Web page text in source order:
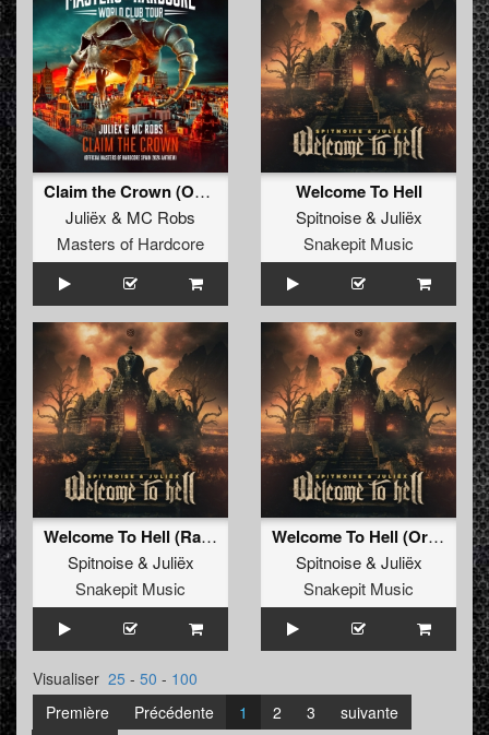
Claim the Crown (Official Masters of Hardcore Spain 2024 Anthem) (Original Mix)
Juliëx & MC Robs
Masters of Hardcore
Welcome To Hell
Spitnoise& Juliëx
Snakepit Music
Welcome To Hell (Radio Edit)
Spitnoise& Juliëx
Snakepit Music
Welcome To Hell (Original Mix)
Spitnoise& Juliëx
Snakepit Music
Visualiser 25 - 50 - 100
Première
Précédente 1 2 3
suivante